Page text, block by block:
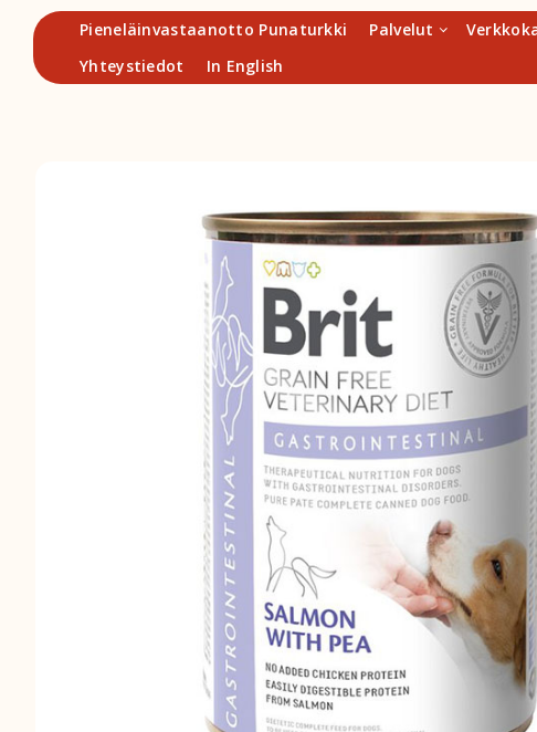
Hyppää
sisältöön
Pieneläinvastaanotto Punaturkki Palvelut
Yhteystiedot
In English